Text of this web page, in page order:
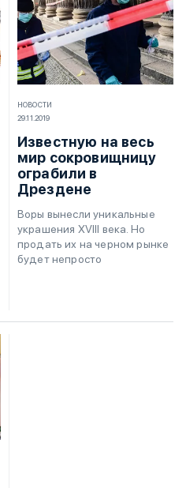
НОВОСТИ
29.11.2019
Известную на весь
мир сокровищницу
ограбили в
Дрездене
Воры вынесли уникальные
украшения XVIII века. Но
продать их на черном рынке
будет непросто